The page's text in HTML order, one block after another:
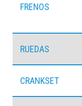
FRENOS
RUEDAS
CRANKSET